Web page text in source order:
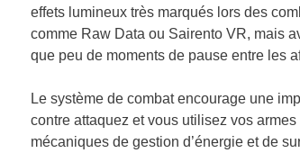
effets lumineux très marqués lors des
comme Raw Data ou Sairento VR, mais
que peu de moments de pause entre les
Le système de combat encourage une
contre attaquez et vous utilisez vos
mécaniques de gestion d’énergie et de